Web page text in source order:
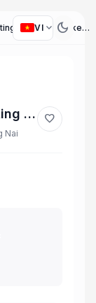
Thực tập sinh Content Marketing (Content Marketing Intern)
VI expand_more dark_mode
Thực tập sinh Content Marketing (Content Marketing Intern)
Nai
favorite